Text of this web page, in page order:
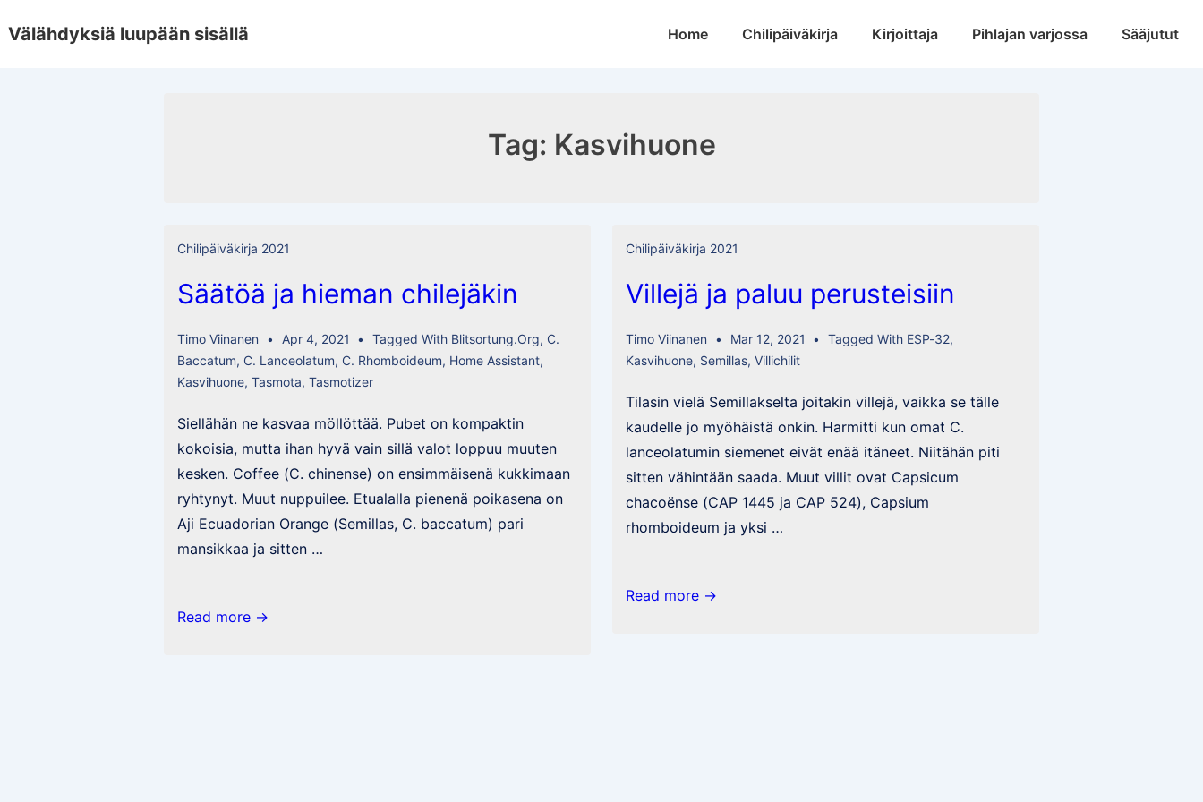
Skip
Välähdyksiä luupään sisällä
MainHome Chilipäiväkirja Kirjoittaja Pihlajan varjossa Sääjutut
Tag: Kasvihuone
Chilipäiväkirja 2021
Säätöä ja hieman chilejäkin
Timo Viinanen Apr 4, 2021 Tagged With Blitsortung.org, C.
Baccatum, C. Lanceolatum, C. Rhomboideum, Home Assistant,
Kasvihuone, Tasmota, Tasmotizer
Siellähän ne kasvaa möllöttää. Pubet on kompaktin
kokoisia, mutta ihan hyvä vain sillä valot loppuu muuten
kesken. Coffee (C. chinense) on ensimmäisenä kukkimaan
ryhtynyt. Muut nuppuilee. Etualalla pienenä poikasena on
Aji Ecuadorian Orange (Semillas, C. baccatum) pari
mansikkaa ja sitten …
Säätöä
Read more →
Chilipäiväkirja 2021
Villejä ja paluu perusteisiin
Timo Viinanen Mar 12, 2021 Tagged With ESP-32,
Kasvihuone, Semillas, Villichilit
Tilasin vielä Semillakselta joitakin villejä, vaikka se tälle
kaudelle jo myöhäistä onkin. Harmitti kun omat C.
lanceolatumin siemenet eivät enää itäneet. Niitähän piti
sitten vähintään saada. Muut villit ovat Capsicum
chacoënse (CAP 1445 ja CAP 524), Capsium
rhomboideum ja yksi …
Villejä
Read more →